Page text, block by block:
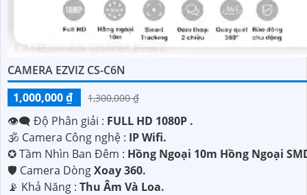
CAMERA EZVIZ CS-C6N
1,000,000 ₫
1,300,000 ₫
👁️‍🗨 Độ Phân giải : FULL HD 1080P .
🕉️ Camera Công nghệ : IP Wifi.
✪ Tầm Nhìn Ban Đêm : Hồng Ngoại 10m Hồng Ngoại
🛡 Camera DòngXoay 360.
️📡 Khả Năng : Thu Âm Và Loa.